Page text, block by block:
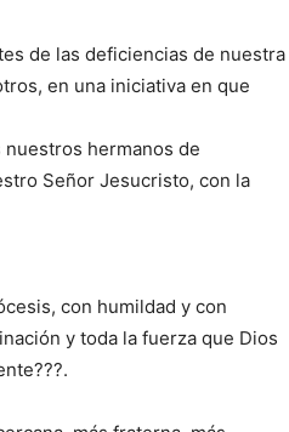
de las deficiencias de nuestra
en una iniciativa en que
hermanos de
Señor Jesucristo, con la
con humildad y con
y toda la fuerza que Dios